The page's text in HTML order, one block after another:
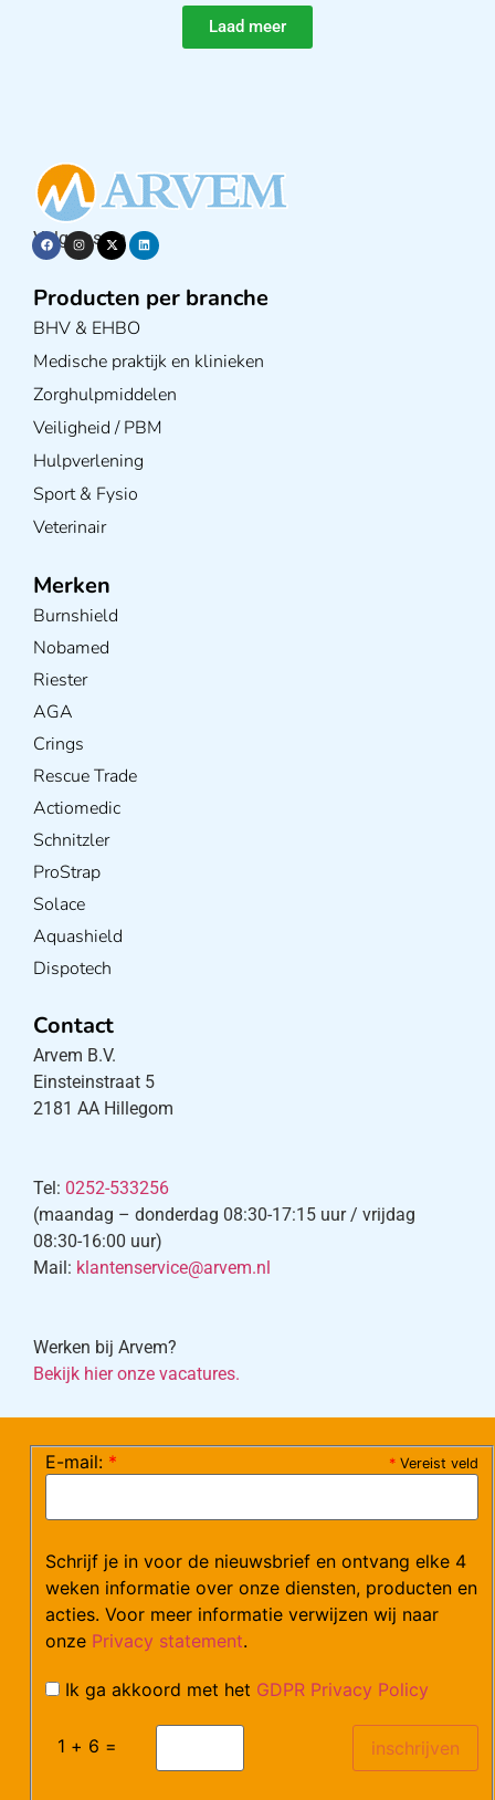
Laad meer
Volg ons op
Producten per branche
BHV & EHBO
Medische praktijk en klinieken
Zorghulpmiddelen
Veiligheid / PBM
Hulpverlening
Sport & Fysio
Veterinair
Merken
Burnshield
Nobamed
Riester
AGA
Crings
Rescue Trade
Actiomedic
Schnitzler
ProStrap
Solace
Aquashield
Dispotech
Contact
Arvem B.V.
Einsteinstraat 5
2181 AA Hillegom
Tel: 0252-533256
(maandag – donderdag 08:30-17:15 uur / vrijdag
08:30-16:00 uur)
Mail: klantenservice@arvem.nl
Werken bij Arvem?
Bekijk hier onze vacatures.
©Arvem
* Vereist veld
E-mail: *
Schrijf je in voor de nieuwsbrief en ontvang elke 4
weken informatie over onze diensten, producten en
acties. Voor meer informatie verwijzen wij naar
onze Privacy statement.
Ik ga akkoord met het GDPR Privacy Policy
1 + 6 =